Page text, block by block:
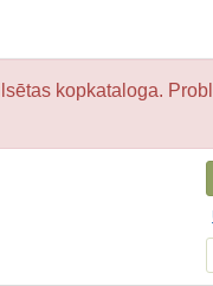
kopkataloga.